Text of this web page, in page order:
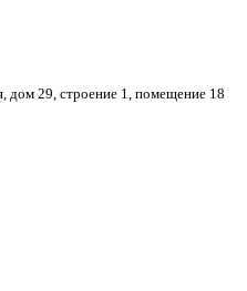
дом 29, строение 1, помещение 18